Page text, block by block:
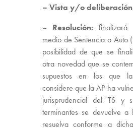
– Vista y/o
– Resolución:
medio de Sentencia o Auto
posibilidad de que se
otra novedad que se
supuestos en los que
considere que la AP ha
jurisprudencial del TS y
terminantes se devuelve
resuelva conforme a